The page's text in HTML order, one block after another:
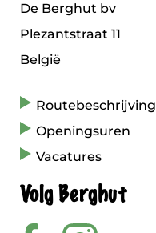
De Berghut bv
Plezantstraat 11
België
Routebeschrijving
Openingsuren
Vacatures
Volg Berghut